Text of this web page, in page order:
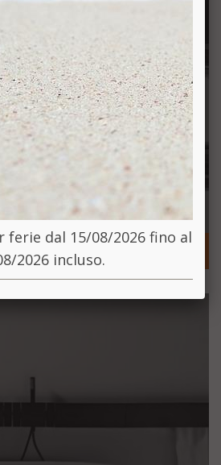
ferie dal 15/08/2026 fino al
2026 incluso.